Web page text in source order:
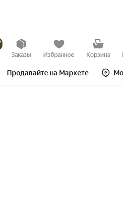
Заказы Избранное Корзина
Продавайте на Маркете